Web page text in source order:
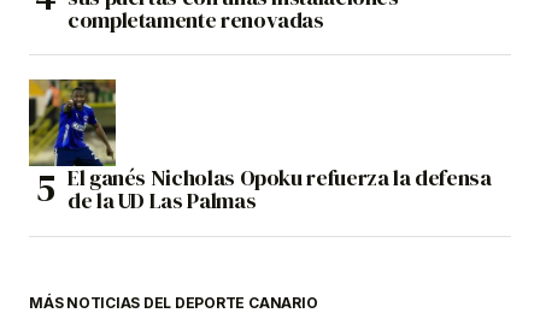
completamente renovadas
El ganés Nicholas Opoku refuerza la defensa
de la UD Las Palmas
MÁS NOTICIAS DEL DEPORTE CANARIO